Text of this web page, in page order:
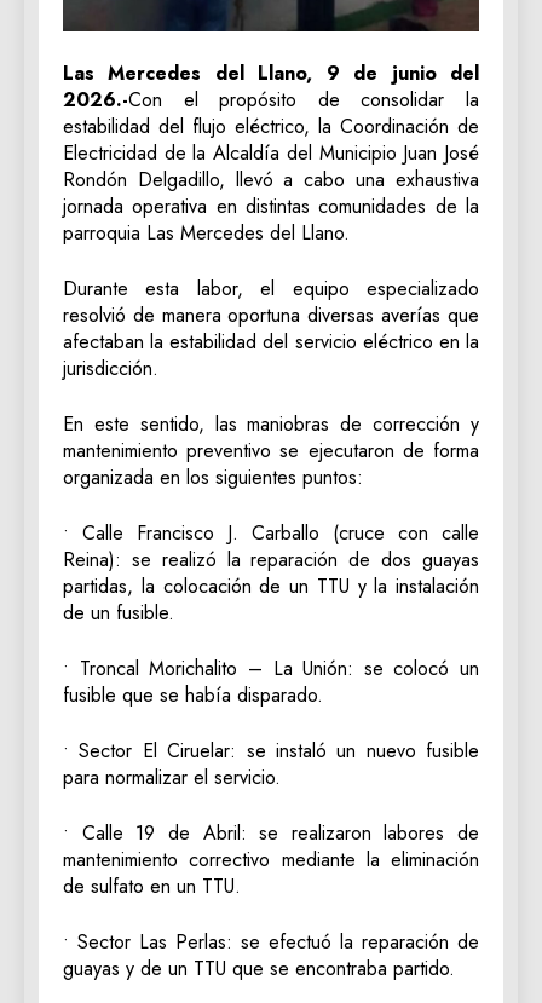
Las Mercedes del Llano, 9 de junio del
2026.-Con el propósito de consolidar la
estabilidad del flujo eléctrico, la Coordinación de
Electricidad de la Alcaldía del Municipio Juan José
Rondón Delgadillo, llevó a cabo una exhaustiva
jornada operativa en distintas comunidades de la
parroquia Las Mercedes del Llano.
Durante esta labor, el equipo especializado
resolvió de manera oportuna diversas averías que
afectaban la estabilidad del servicio eléctrico en la
jurisdicción.
En este sentido, las maniobras de corrección y
mantenimiento preventivo se ejecutaron de forma
organizada en los siguientes puntos:
• Calle Francisco J. Carballo (cruce con calle
Reina): se realizó la reparación de dos guayas
partidas, la colocación de un TTU y la instalación
de un fusible.
• Troncal Morichalito – La Unión: se colocó un
fusible que se había disparado.
• Sector El Ciruelar: se instaló un nuevo fusible
para normalizar el servicio.
• Calle 19 de Abril: se realizaron labores de
mantenimiento correctivo mediante la eliminación
de sulfato en un TTU.
• Sector Las Perlas: se efectuó la reparación de
guayas y de un TTU que se encontraba partido.